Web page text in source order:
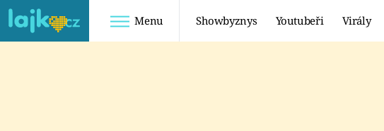
Menu Showbyznys Youtubeři Virály